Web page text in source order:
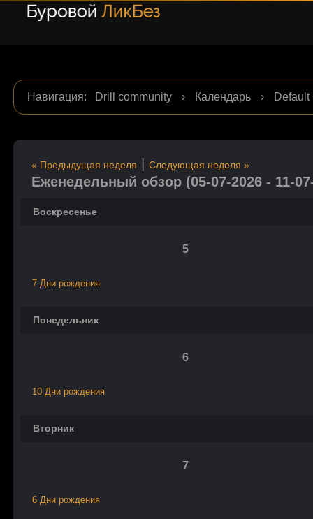
Навигация: Drill community › Календарь › Default
« Предыдущая неделя Следующая неделя »
Еженедельный обзор (05-07-2026 - 11-
Воскресенье
5
7 Дни рождения
Понедельник
6
10 Дни рождения
Вторник
7
6 Дни рождения